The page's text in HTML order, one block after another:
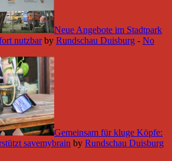
Neue Angebote im Stadtpark
nutzbar by Rundschau Duisburg - No
Gemeinsam für kluge Köpfe:
savemybrain by Rundschau Duisburg